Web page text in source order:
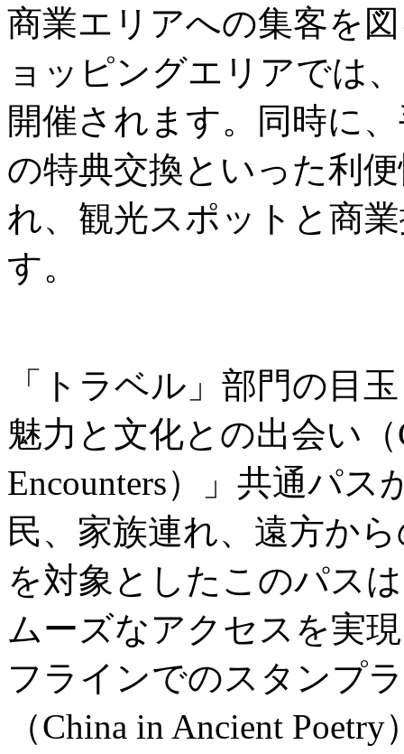
商業エリアへの集客を
ョッピングエリアでは
開催されます。同時に
の特典交換といった利
れ、観光スポットと商
す。
「トラベル」部門の目
魅力と文化との出会い（
Encounters）」共通パ
民、家族連れ、遠方か
を対象としたこのパス
ムーズなアクセスを実
フラインでのスタンプ
（China in Ancient